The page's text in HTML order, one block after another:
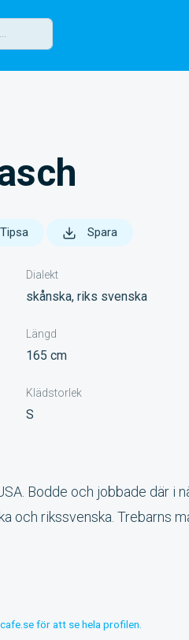
Tipsa Spara
Dialekt
skånska, riks svenska
Längd
165 cm
Klädstorlek
S
Bodde och jobbade där i
och rikssvenska. Trebarns
för att se hela profilen.